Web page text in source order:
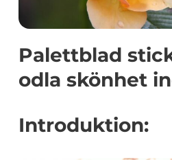
Palettblad
odla skönhet
Introduktion: